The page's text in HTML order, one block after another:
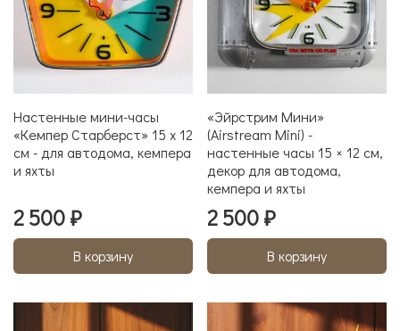
Настенные мини-часы
«Кемпер Старберст» 15 x 12
см - для автодома, кемпера
и яхты
2 500 ₽
В корзину
«Эйрстрим Мини»
(Airstream Mini) -
настенные часы 15 × 12 см,
декор для автодома,
кемпера и яхты
2 500 ₽
В корзину